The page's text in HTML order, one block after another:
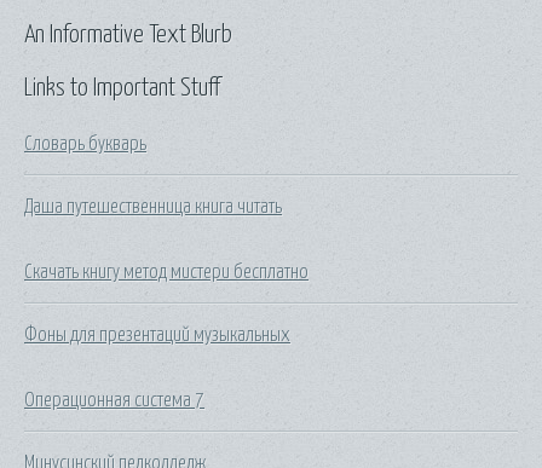
Links to Important Stuff
Словарь букварь
Даша путешественница книга читать
Скачать книгу метод мистери бесплатно
Фоны для презентаций музыкальных
Операционная система 7
Минусинский педколледж
An Informative Text Blurb